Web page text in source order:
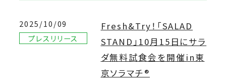
2025/10/09
プレスリリース
Fresh&Try！「SALAD
STAND」10月15日にサラ
ダ無料試食会を開催in東
京ソラマチ®